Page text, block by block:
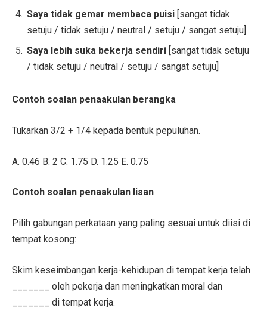
Saya tidak gemar membaca puisi [sangat tidak
setuju / tidak setuju / neutral / setuju / sangat setuju]
Saya lebih suka bekerja sendiri [sangat tidak setuju
/ tidak setuju / neutral / setuju / sangat setuju]
Contoh soalan penaakulan berangka
Tukarkan 3/2 + 1/4 kepada bentuk pepuluhan.
A. 0.46 B. 2 C. 1.75 D. 1.25 E. 0.75
Contoh soalan penaakulan lisan
Pilih gabungan perkataan yang paling sesuai untuk diisi di
tempat kosong:
Skim keseimbangan kerja-kehidupan di tempat kerja telah
_______ oleh pekerja dan meningkatkan moral dan
_______ di tempat kerja.